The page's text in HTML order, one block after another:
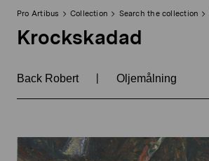
Pro Artibus Collection Search the collection
Krockskadad
Back Robert | Oljemålning